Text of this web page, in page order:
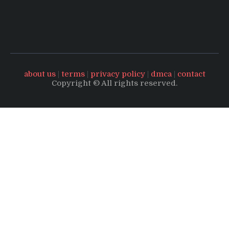
about us| terms| privacy policy| dmca| contact
Copyright © All rights reserved.